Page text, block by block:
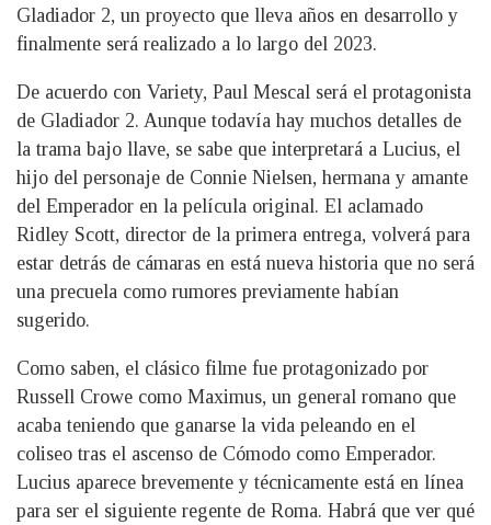
Gladiador 2, un proyecto que lleva años en desarrollo y
finalmente será realizado a lo largo del 2023.
De acuerdo con Variety, Paul Mescal será el protagonista
de Gladiador 2. Aunque todavía hay muchos detalles de
la trama bajo llave, se sabe que interpretará a Lucius, el
hijo del personaje de Connie Nielsen, hermana y amante
del Emperador en la película original. El aclamado
Ridley Scott, director de la primera entrega, volverá para
estar detrás de cámaras en está nueva historia que no será
una precuela como rumores previamente habían
sugerido.
Como saben, el clásico filme fue protagonizado por
Russell Crowe como Maximus, un general romano que
acaba teniendo que ganarse la vida peleando en el
coliseo tras el ascenso de Cómodo como Emperador.
Lucius aparece brevemente y técnicamente está en línea
para ser el siguiente regente de Roma. Habrá que ver qué